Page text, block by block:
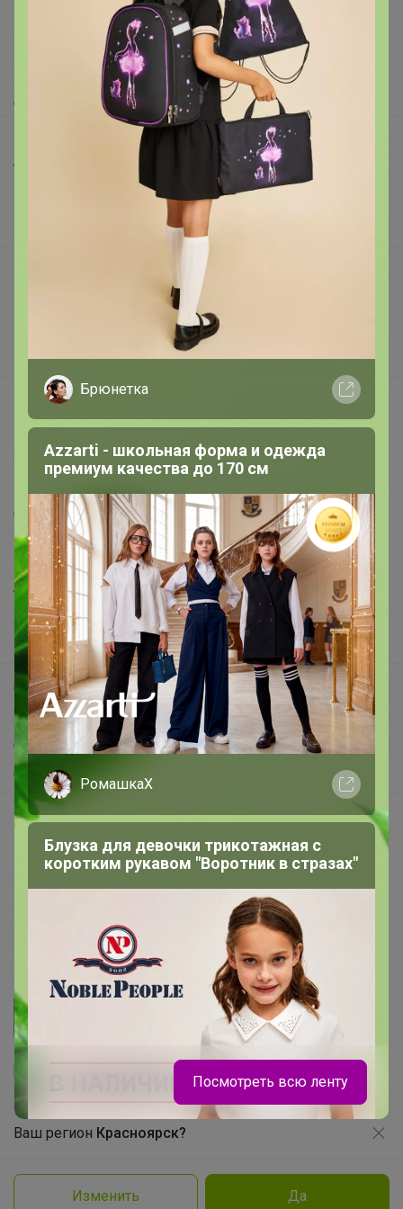
Ваш регион Красноярск?
Изменить Да
Как здесь все устроено?
Как сделать заказ?
Как получить?
Доставка
Торговые марки
Вакансии
support@24-ok.ru
Написать в поддержку
Защита покупателя
О нас
Все предложения
Анонсы
Новости
Поддержка альпак
Самое выгодное
Хиты продаж
Самое желанное
Самое быстрое
Начать зарабатывать с 24-ok
Picabox.ru - Лучшее место для ваших изображений
Розыгрыш - Генератор случайных чисел
Укорачиватель ссылок
Политика конфиденциальности
Cоглашение пользователя
Брюнетка
Azzarti - школьная форма и одежда
премиум качества до 170 см
РомашкаХ
Блузка для девочки трикотажная с
коротким рукавом "Воротник в стразах"
Посмотреть всю ленту
Продолжая использовать этот сайт и нажимая кнопку